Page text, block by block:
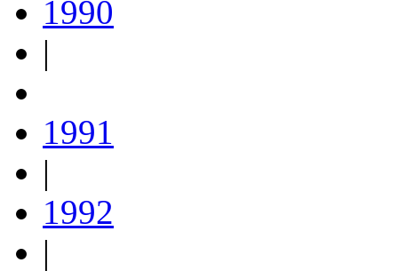
1990
|
1991
|
1992
|